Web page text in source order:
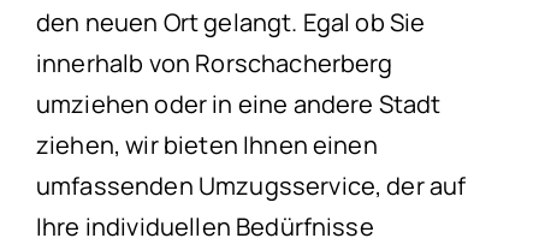
den neuen Ort gelangt. Egal ob Sie
innerhalb von Rorschacherberg
umziehen oder in eine andere Stadt
ziehen, wir bieten Ihnen einen
umfassenden Umzugsservice, der auf
Ihre individuellen Bedürfnisse